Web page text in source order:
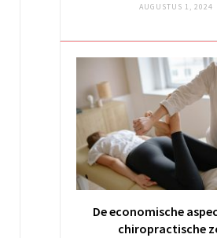
AUGUSTUS 1, 2024
De economische
chiropractische